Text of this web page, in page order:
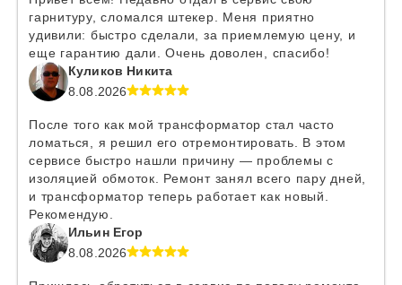
гарнитуру, сломался штекер. Меня приятно
удивили: быстро сделали, за приемлемую цену, и
еще гарантию дали. Очень доволен, спасибо!
Куликов Никита
8.08.2026
После того как мой трансформатор стал часто
ломаться, я решил его отремонтировать. В этом
сервисе быстро нашли причину — проблемы с
изоляцией обмоток. Ремонт занял всего пару дней,
и трансформатор теперь работает как новый.
Рекомендую.
Ильин Егор
8.08.2026